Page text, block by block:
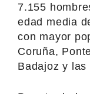
7.155
edad media
con mayor
Coruña,
Badajoz y